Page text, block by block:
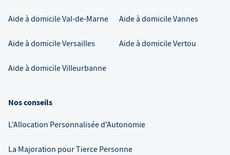
Aide à domicileVal-de-Marne Aide à domicileVannes
Aide à domicileVersailles Aide à domicileVertou
Aide à domicileVilleurbanne
Nos conseils
L'Allocation Personnalisée d'Autonomie
La Majoration pour Tierce Personne